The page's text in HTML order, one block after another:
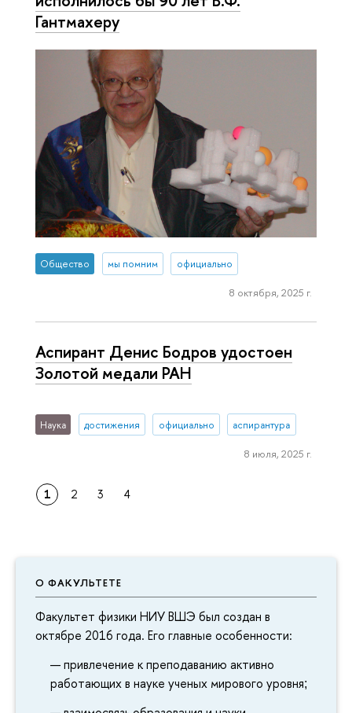
О ФАКУЛЬТЕТЕ
Факультет физики НИУ ВШЭ был создан в
октябре 2016 года. Его главные особенности:
привлечение к преподаванию активно
работающих в науке ученых мирового уровня;
Гантмахеру
Общество мы помним официально
8 октября, 2025 г.
Аспирант Денис Бодров удостоен
Золотой медали РАН
Наука достижения официально аспирантура
8 июля, 2025 г.
1 2 3 4